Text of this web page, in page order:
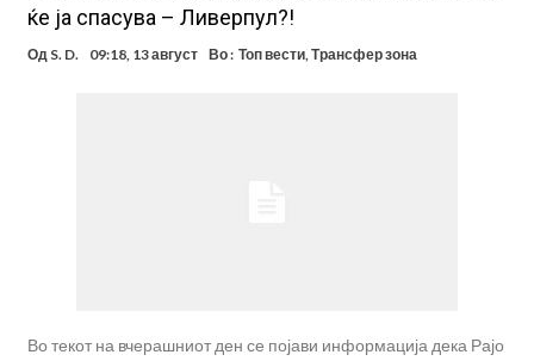
срцепарателните зборови на Флик
Кам-бек на терен за Мудрик по над 600 дена, но веднаш
заМИнува на позајмица!?
Џејк Пол започнува голем напад на УФЦ
ќе ја спасува – Ливерпул?!
Од S. D. 09:18, 13 август Во : Топ вести, Трансфер зона
Во текот на вчерашниот ден се појави информација дека Рајо